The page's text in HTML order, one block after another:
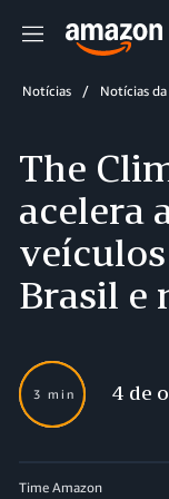
Menu
Notícias Notícias
The
acelera
Brasil e
3 min 4 de
Time Amazon